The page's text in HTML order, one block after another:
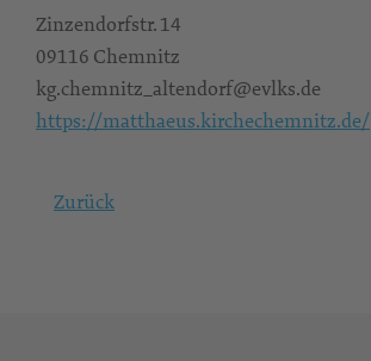
Zinzendorfstr. 14
09116 Chemnitz
kg.chemnitz_altendorf@evlks.de
https://matthaeus.kirchechemnitz.de/
Zurück